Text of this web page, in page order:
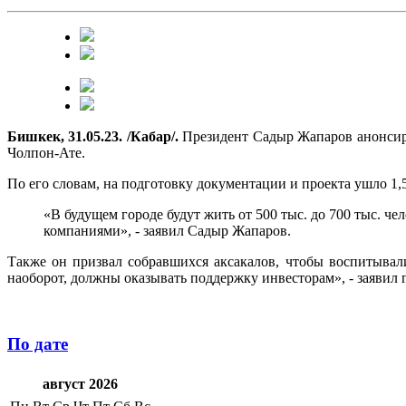
Бишкек, 31.05.23. /Кабар/.Президент Садыр Жапаров
Чолпон-Ате.
По его словам, на подготовку документации и проекта ушло
«В будущем городе будут жить от 500 тыс. до 700 тыс.
компаниями», - заявил Садыр Жапаров.
Также он призвал собравшихся аксакалов, чтобы
наоборот, должны оказывать поддержку инвесторам», - заявил
По дате
август 2026